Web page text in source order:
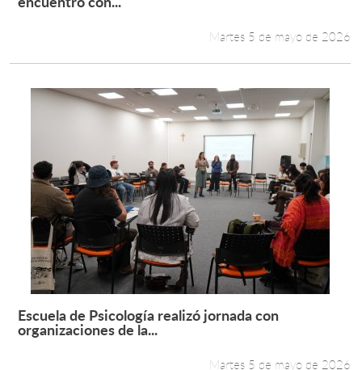
Martes 5 de mayo de 2026
Leer más +
Escuela de Psicología realizó jornada con
organizaciones de la...
Martes 5 de mayo de 2026